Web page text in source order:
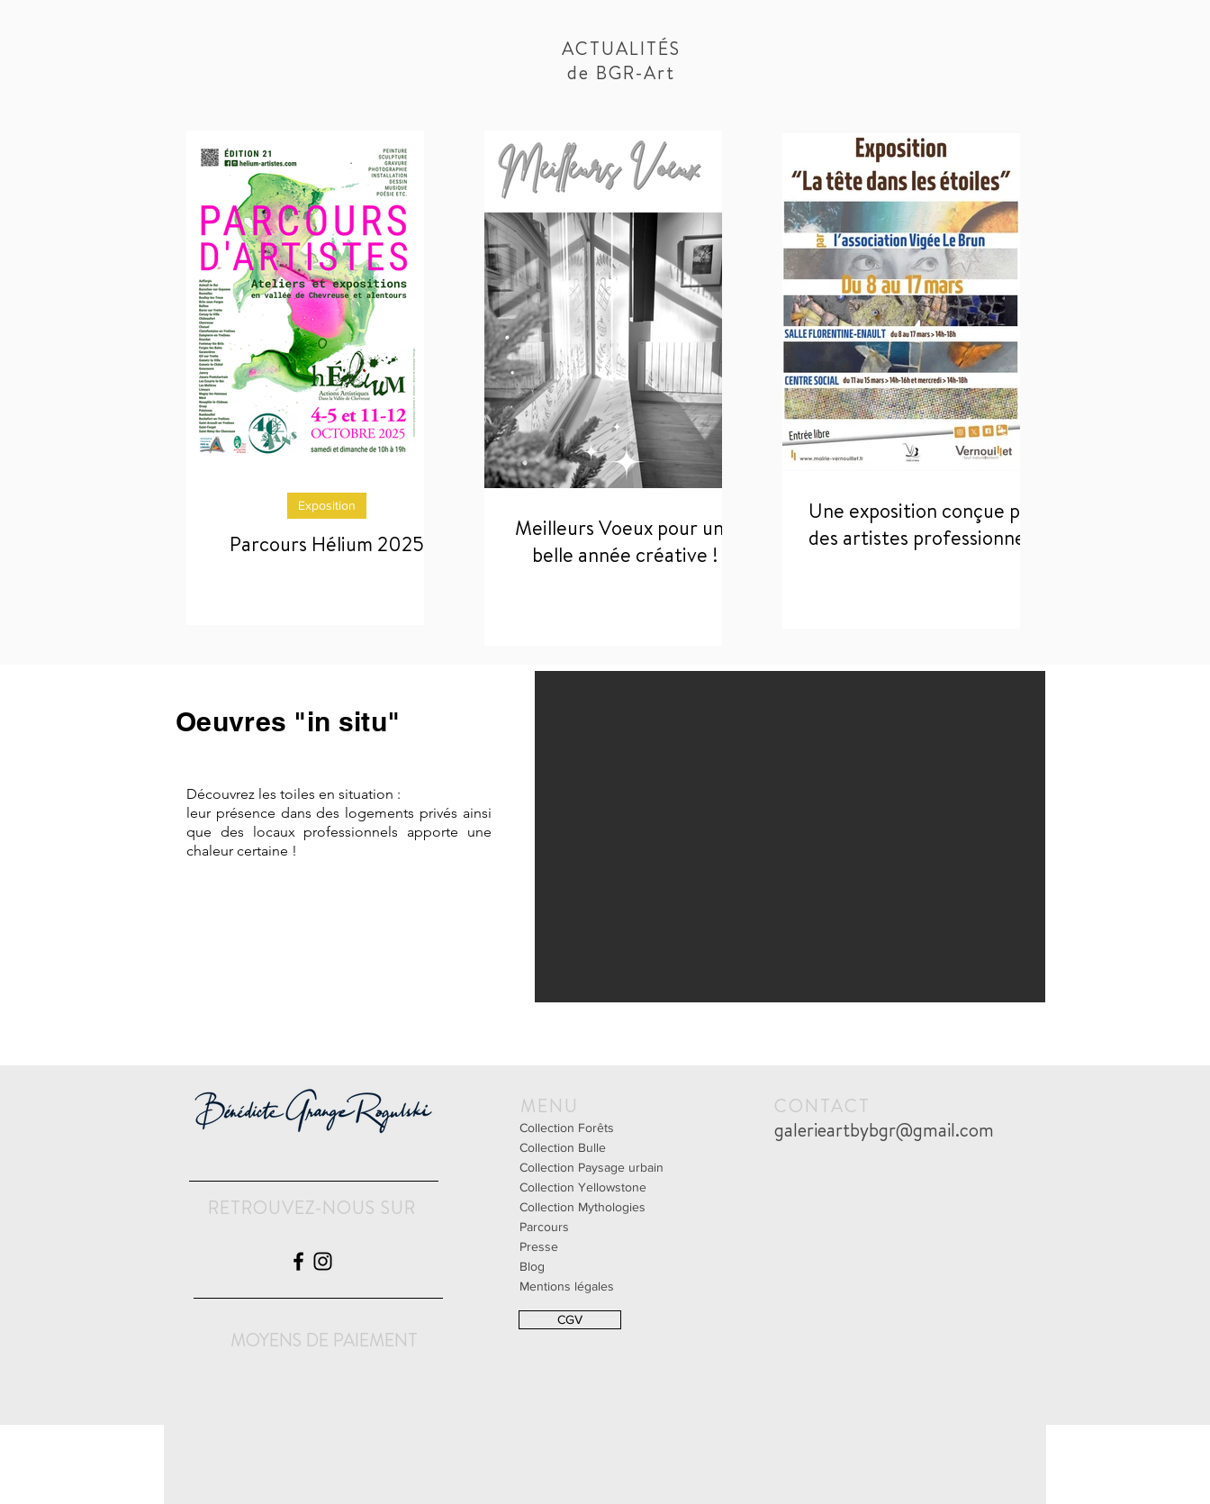
ACTUALITÉS
de BGR-Art
Parcours Hélium 2025
Exposition
Meilleurs Voeux pour une
belle année créative !
Une exposition conçue par
des artistes professionnels
Oeuvres "in situ"
Découvrez les toiles en situation :
leur présence dans des logements privés ainsi
que des locaux professionnels apporte une
chaleur certaine !
RETROUVEZ-NOUS SUR
MOYENS DE PAIEMENT
MENU
Collection Forêts
Collection Bulle
Collection Paysage urbain
Collection Yellowstone
Collection Mythologies
Parcours
Presse
Blog
Mentions légales
CGV
CONTACT
galerieartbybgr@gmail.com